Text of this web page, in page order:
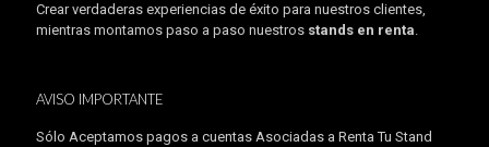
Crear verdaderas experiencias de éxito para nuestros clientes,
mientras montamos paso a paso nuestros stands en renta.
AVISO IMPORTANTE
Sólo Aceptamos pagos a cuentas Asociadas a Renta Tu Stand